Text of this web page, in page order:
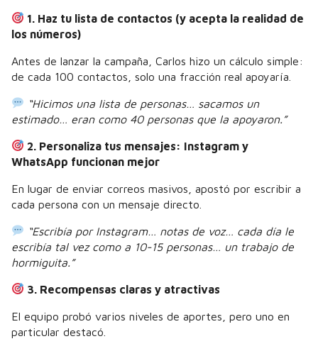
1. Haz tu lista de contactos (y acepta la realidad de
los números)
Antes de lanzar la campaña, Carlos hizo un cálculo simple:
de cada 100 contactos, solo una fracción real apoyaría.
“Hicimos una lista de personas… sacamos un
estimado… eran como 40 personas que la apoyaron.”
2. Personaliza tus mensajes: Instagram y
WhatsApp funcionan mejor
En lugar de enviar correos masivos, apostó por escribir a
cada persona con un mensaje directo.
“Escribía por Instagram… notas de voz… cada día le
escribía tal vez como a 10-15 personas… un trabajo de
hormiguita.”
3. Recompensas claras y atractivas
El equipo probó varios niveles de aportes, pero uno en
particular destacó.